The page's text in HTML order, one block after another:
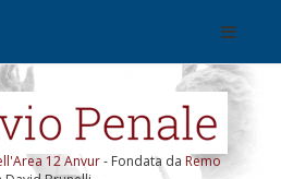
12 Anvur- Fondata da Remo